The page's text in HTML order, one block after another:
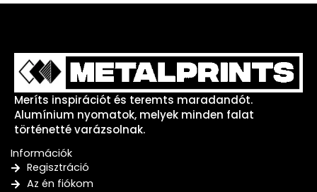
Meríts inspirációt és teremts maradandót.
Alumínium nyomatok, melyek minden falat
történetté varázsolnak.
Információk
Regisztráció
Az én fiókom